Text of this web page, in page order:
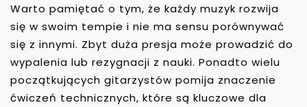
Warto pamiętać o tym, że każdy muzyk rozwija
się w swoim tempie i nie ma sensu porównywać
się z innymi. Zbyt duża presja może prowadzić do
wypalenia lub rezygnacji z nauki. Ponadto wielu
początkujących gitarzystów pomija znaczenie
ćwiczeń technicznych, które są kluczowe dla